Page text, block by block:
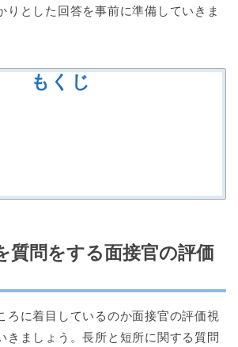
りとした回答を事前に準備していきま
もくじ
質問をする面接官の評価
ろに着目しているのか面接官の評価視
きましょう。長所と短所に関する質問